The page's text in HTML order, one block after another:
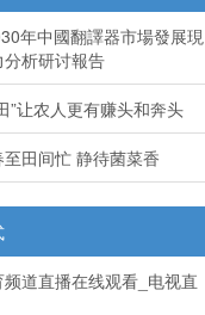
年中國翻譯器市場發展現
析研讨報告
”让农人更有赚头和奔头
至田间忙 静待菌菜香
道直播在线观看_电视直